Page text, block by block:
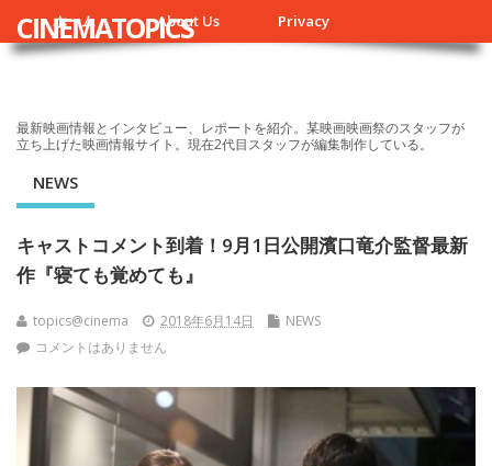
ホーム About Us Privacy
CINEMATOPICS
最新映画情報とインタビュー、レポートを紹介。某映画映画祭のスタッフが
立ち上げた映画情報サイト。現在2代目スタッフが編集制作している。
NEWS
キャストコメント到着！9月1日公開濱口竜介監督最新
作『寝ても覚めても』
topics@cinema 2018年6月14日
NEWS
コメントはありません